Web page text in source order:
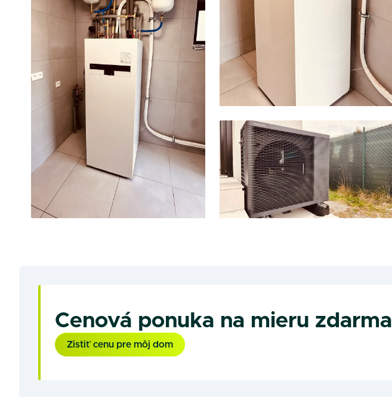
Cenová ponuka na mieru zdarma
Zistiť cenu pre môj dom